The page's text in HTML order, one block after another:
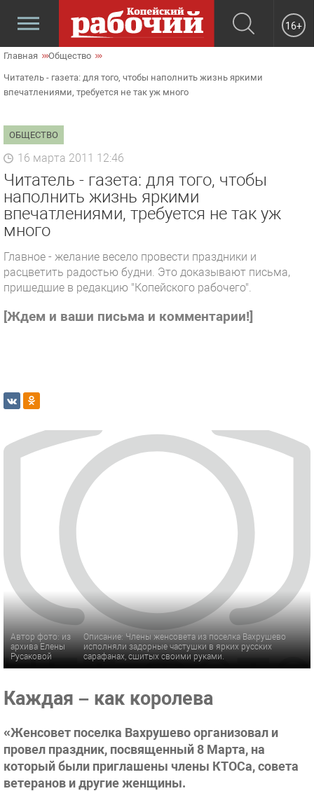
16+
Главная Общество
Читатель - газета: для того, чтобы наполнить жизнь яркими
впечатлениями, требуется не так уж много
ОБЩЕСТВО
16 марта 2011 12:46
Читатель - газета: для того, чтобы
наполнить жизнь яркими
впечатлениями, требуется не так уж
много
Главное - желание весело провести праздники и
расцветить радостью будни. Это доказывают письма,
пришедшие в редакцию "Копейского рабочего".
[Ждем и ваши письма и комментарии!]
Автор фото: из
архива Елены
Русаковой
Описание: Члены женсовета из поселка Вахрушево
исполняли задорные частушки в ярких русских
сарафанах, сшитых своими руками.
Каждая – как королева
«Женсовет поселка Вахрушево организовал и
провел праздник, посвященный 8 Марта, на
который были приглашены члены КТОСа, совета
ветеранов и другие женщины.